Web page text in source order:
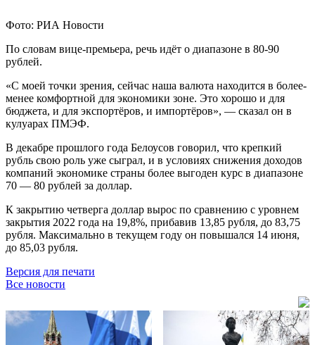
Фото: РИА Новости
По словам вице-премьера, речь идёт о диапазоне в 80-90
рублей.
«С моей точки зрения, сейчас наша валюта находится в более-
менее комфортной для экономики зоне. Это хорошо и для
бюджета, и для экспортёров, и импортёров», — сказал он в
кулуарах ПМЭФ.
В декабре прошлого года Белоусов говорил, что крепкий
рубль свою роль уже сыграл, и в условиях снижения доходов
компаний экономике страны более выгоден курс в диапазоне
70 — 80 рублей за доллар.
К закрытию четверга доллар вырос по сравнению с уровнем
закрытия 2022 года на 19,8%, прибавив 13,85 рубля, до 83,75
рубля. Максимально в текущем году он повышался 14 июня,
до 85,03 рубля.
Версия для печати
Все новости